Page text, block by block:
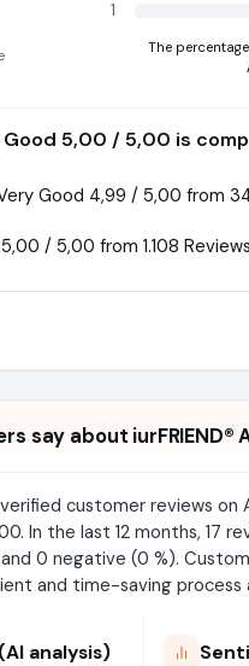
1
The
5,00 / 5,00 is
Good 4,99 / 5,00 from
/ 5,00 from 1.108 Reviews
say about iurFRIEND®
verified customer reviews on
In the last 12 months, 17
0 negative (0 %).
and time-saving
analysis)